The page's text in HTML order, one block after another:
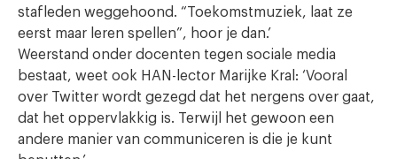
stafleden weggehoond. “Toekomstmuziek, laat ze
eerst maar leren spellen”, hoor je dan.’
Weerstand onder docenten tegen sociale media
bestaat, weet ook HAN-lector Marijke Kral: ‘Vooral
over Twitter wordt gezegd dat het nergens over gaat,
dat het oppervlakkig is. Terwijl het gewoon een
andere manier van communiceren is die je kunt